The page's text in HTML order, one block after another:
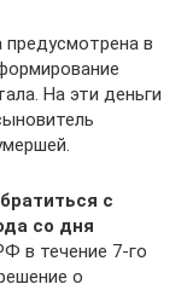
в
На эти деньги
с
со дня
в течение 7-го
о